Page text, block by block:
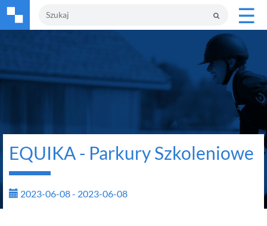
☰
EQUIKA - Parkury Szkoleniowe
2023-06-08 - 2023-06-08